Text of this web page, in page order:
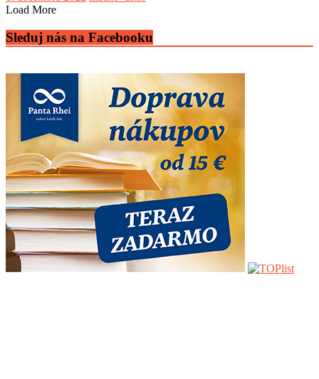
Load More
Sleduj nás na Facebooku